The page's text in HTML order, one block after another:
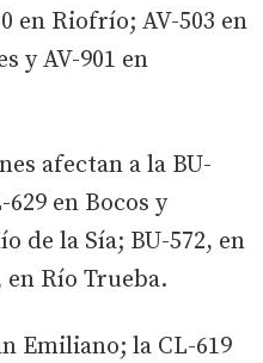
en Riofrío; AV-503 en
y AV-901 en
afectan a la BU-
en Bocos y
de la Sía; BU-572, en
en Río Trueba.
Emiliano; la CL-619